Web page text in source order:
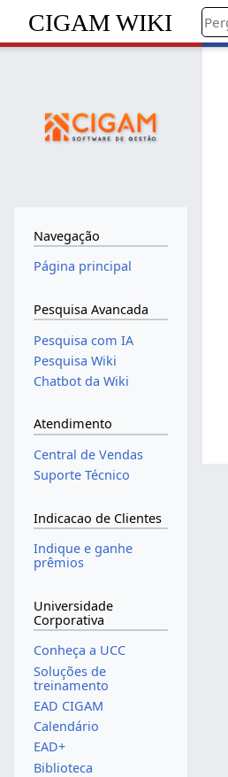
CIGAM WIKI
Navegação
Página principal
Pesquisa Avancada
Pesquisa com IA
Pesquisa Wiki
Chatbot da Wiki
Atendimento
Central de Vendas
Suporte Técnico
Indicacao de Clientes
Indique e ganhe
prêmios
Universidade
Corporativa
Conheça a UCC
Soluções de
treinamento
EAD CIGAM
Calendário
EAD+
Biblioteca